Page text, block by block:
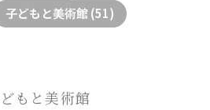
子どもと美術館(51)
もと美術館